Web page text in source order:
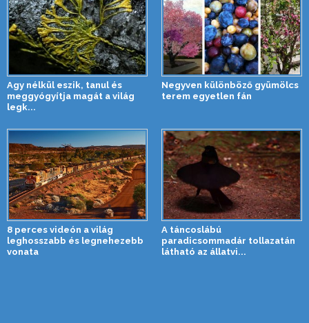
Agy nélkül eszik, tanul és
meggyógyítja magát a világ
legk...
Negyven különböző gyümölcs
terem egyetlen fán
8 perces videón a világ
leghosszabb és legnehezebb
vonata
A táncoslábú
paradicsommadár tollazatán
látható az állatvi...